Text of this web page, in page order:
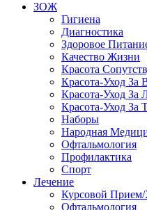
ЗОЖ
Гигиена
Диагностика
Здоровое
Качество Жизни
Красота
Красота-Уход За
Красота-Уход За
Красота-Уход За
Наборы
Народная
Офтальмология
Профилактика
Спорт
Лечение
Курсовой Прием/
Офтальмология